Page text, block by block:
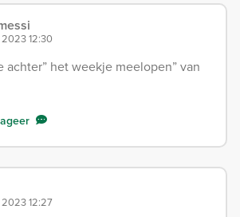
12:30
achter” het weekje meelopen” van
12:27